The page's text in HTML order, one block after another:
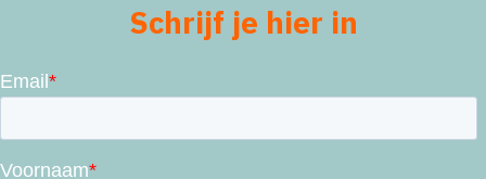
Schrijf je hier in